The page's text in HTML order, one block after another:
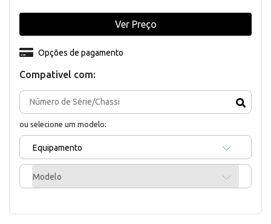
Compativel com:
ou selecione um modelo:
Equipamento
Modelo
Opções de pagamento
Ver Preço